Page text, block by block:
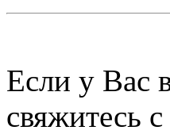
Если у Вас
свяжитесь